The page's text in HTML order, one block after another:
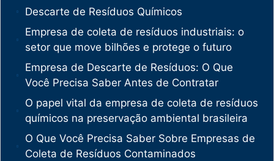
Descarte de Resíduos Químicos
Empresa de coleta de resíduos industriais: o
setor que move bilhões e protege o futuro
Empresa de Descarte de Resíduos: O Que
Você Precisa Saber Antes de Contratar
O papel vital da empresa de coleta de resíduos
químicos na preservação ambiental brasileira
O Que Você Precisa Saber Sobre Empresas de
Coleta de Resíduos Contaminados